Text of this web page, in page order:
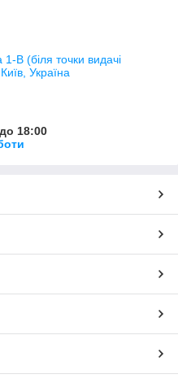
1-В (біля точки видачі
Україна
18:00